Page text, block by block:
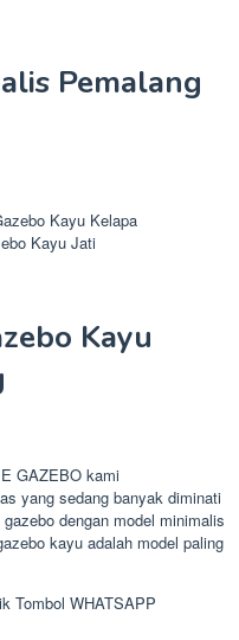
Pemalang
Kayu Jati
Kayu
GAZEBO kami
yang sedang banyak diminati
dengan model minimalis
kayu adalah model paling
Tombol WHATSAPP